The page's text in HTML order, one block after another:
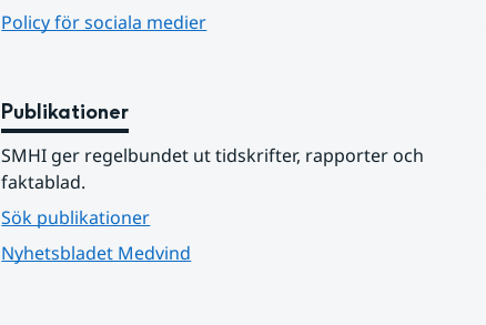
Policy för sociala medier
Publikationer
SMHI ger regelbundet ut tidskrifter, rapporter och
faktablad.
Sök publikationer
Nyhetsbladet Medvind